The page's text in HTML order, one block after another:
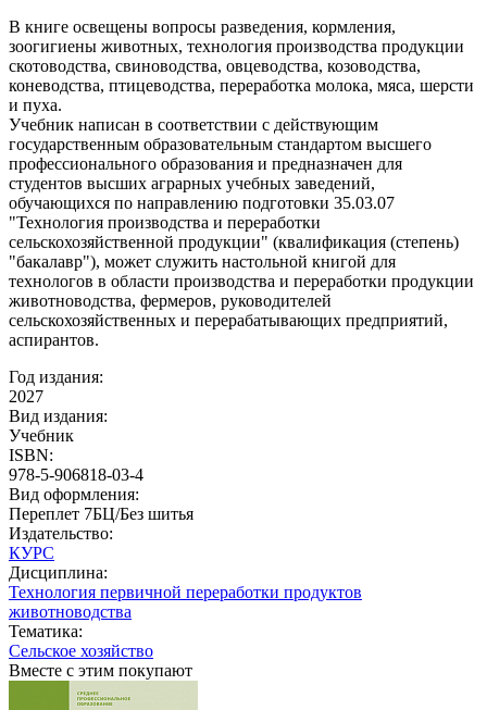
В книге освещены вопросы разведения, кормления,
зоогигиены животных, технология производства продукции
скотоводства, свиноводства, овцеводства, козоводства,
коневодства, птицеводства, переработка молока, мяса, шерсти
и пуха.
Учебник написан в соответствии с действующим
государственным образовательным стандартом высшего
профессионального образования и предназначен для
студентов высших аграрных учебных заведений,
обучающихся по направлению подготовки 35.03.07
"Технология производства и переработки
сельскохозяйственной продукции" (квалификация (степень)
"бакалавр"), может служить настольной книгой для
технологов в области производства и переработки продукции
животноводства, фермеров, руководителей
сельскохозяйственных и перерабатывающих предприятий,
аспирантов.
Год издания:
2027
Вид издания:
Учебник
ISBN:
978-5-906818-03-4
Вид оформления:
Переплет 7БЦ/Без шитья
Издательство:
КУРС
Дисциплина:
Технология первичной переработки продуктов
животноводства
Тематика:
Сельское хозяйство
Вместе с этим покупают